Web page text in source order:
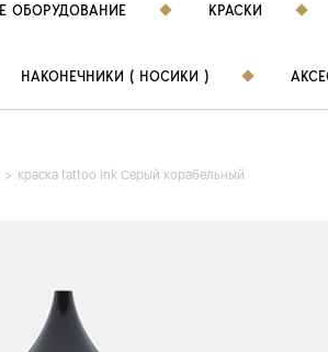
ОБОРУДОВАНИЕ КРАСКИ
НАКОНЕЧНИКИ ( НОСИКИ )
краска tattoo ink Серый корабельный